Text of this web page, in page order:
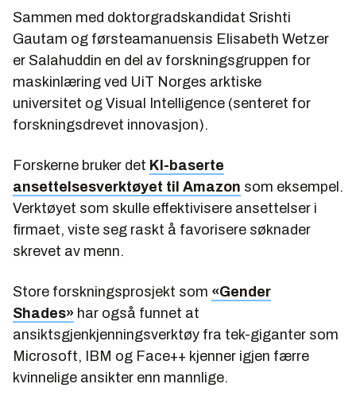
Sammen med doktorgradskandidat Srishti
Gautam og førsteamanuensis Elisabeth Wetzer
er Salahuddin en del av forskningsgruppen for
maskinlæring ved UiT Norges arktiske
universitet og Visual Intelligence (senteret for
forskningsdrevet innovasjon).
Forskerne bruker det KI-baserte
ansettelsesverktøyet til Amazon som eksempel.
Verktøyet som skulle effektivisere ansettelser i
firmaet, viste seg raskt å favorisere søknader
skrevet av menn.
Store forskningsprosjekt som «Gender
Shades» har også funnet at
ansiktsgjenkjenningsverktøy fra tek-giganter som
Microsoft, IBM og Face++ kjenner igjen færre
kvinnelige ansikter enn mannlige.